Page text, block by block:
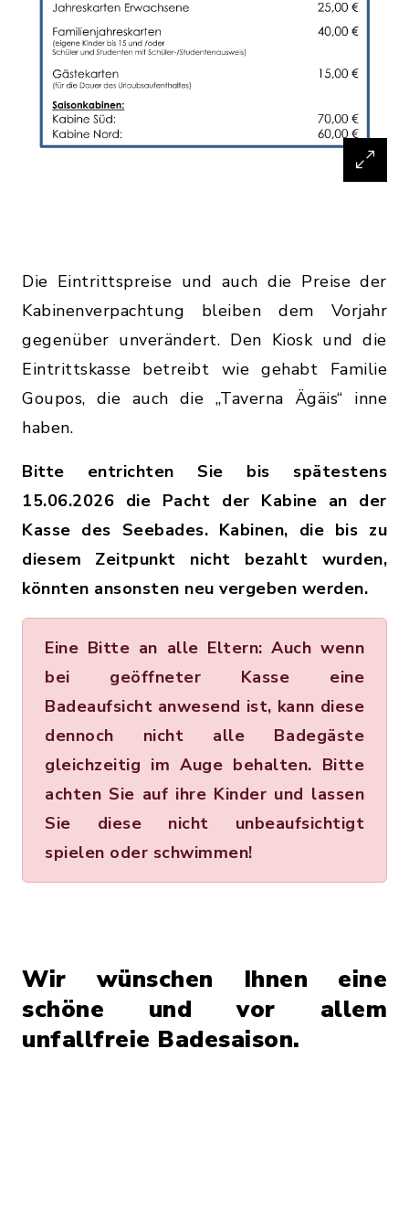
Die Eintrittspreise und auch die Preise der
Kabinenverpachtung bleiben dem Vorjahr
gegenüber unverändert. Den Kiosk und die
Eintrittskasse betreibt wie gehabt Familie
Goupos, die auch die „Taverna Ägäis“ inne
haben.
Bitte entrichten Sie bis spätestens
15.06.2026 die Pacht der Kabine an der
Kasse des Seebades. Kabinen, die bis zu
diesem Zeitpunkt nicht bezahlt wurden,
könnten ansonsten neu vergeben werden.
Eine Bitte an alle Eltern: Auch wenn
bei geöffneter Kasse eine
Badeaufsicht anwesend ist, kann diese
dennoch nicht alle Badegäste
gleichzeitig im Auge behalten. Bitte
achten Sie auf ihre Kinder und lassen
Sie diese nicht unbeaufsichtigt
spielen oder schwimmen!
Wir wünschen Ihnen eine
schöne und vor allem
unfallfreie Badesaison.